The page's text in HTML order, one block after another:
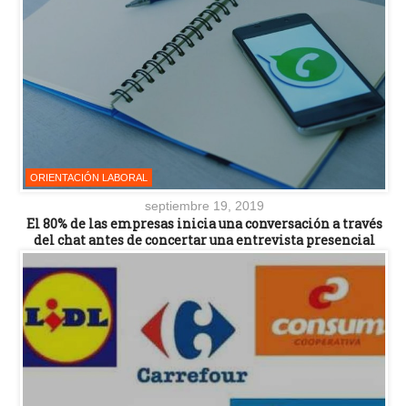
ORIENTACIÓN LABORAL
septiembre 19, 2019
El 80% de las empresas inicia una conversación a través
del chat antes de concertar una entrevista presencial